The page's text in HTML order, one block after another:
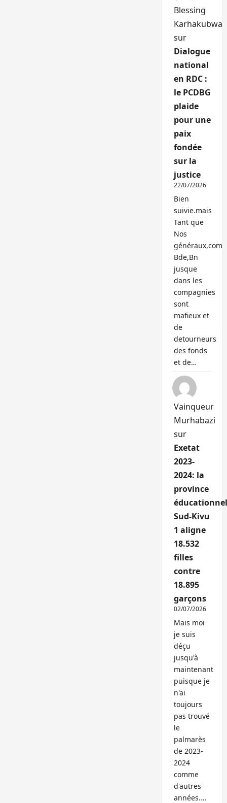
Blessing
Karhakubwa
sur
Dialogue
national
en RDC :
le PCDBG
plaide
pour une
paix
fondée
sur la
justice
22/07/2026
Bien
suivie.mais
Tant que
Nos
généraux,com
Bde,Bn
jusque
dans les
compagnies
sont
mafieux et
de
detourneurs
des fonds
et de…
Vainqueur
Murhabazi
sur
Exetat
2023-
2024: la
province
Sud-Kivu
1 aligne
18.532
filles
contre
18.895
garçons
02/07/2026
Mais moi
je suis
déçu
jusqu'à
maintenant
puisque je
n'ai
toujours
pas trouvé
le
palmarès
de 2023-
2024
comme
d'autres
années.…